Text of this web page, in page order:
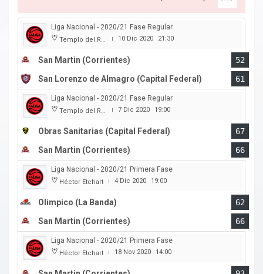
Liga Nacional - 2020/21 Fase Regular
Templo del Rock | 10 Dic 2020 21:30
San Martin (Corrientes)
52
San Lorenzo de Almagro (Capital Federal)
61
Liga Nacional - 2020/21 Fase Regular
Templo del Rock | 7 Dic 2020 19:00
Obras Sanitarias (Capital Federal)
67
San Martin (Corrientes)
66
Liga Nacional - 2020/21 Primera Fase
Héctor Etchart | 4 Dic 2020 19:00
Olimpico (La Banda)
62
San Martin (Corrientes)
66
Liga Nacional - 2020/21 Primera Fase
Héctor Etchart | 18 Nov 2020 14:00